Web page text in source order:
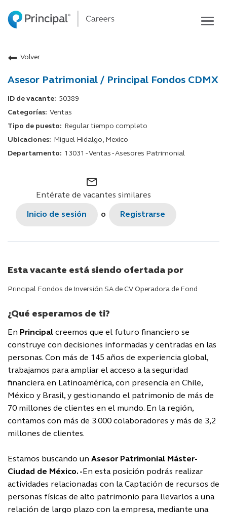
Career areas
Students
Inside Principal
Global locations
View application status
Volver
Asesor Patrimonial / Principal Fondos CDMX
50389
Ventas
Regular tiempo completo
Miguel Hidalgo, Mexico
13031 - Ventas - Asesores Patrimonial
mail_outline
Entérate de vacantes similares
Inicio de sesión o Registrarse
Esta vacante está siendo ofertada por
Principal Fondos de Inversión SA de CV Operadora de Fond
¿Qué esperamos de ti?
En Principal creemos que el futuro financiero se
construye con decisiones informadas y centradas en las
personas. Con más de 145 años de experiencia global,
trabajamos para ampliar el acceso a la seguridad
financiera en Latinoamérica, con presencia en Chile,
México y Brasil, y gestionando el patrimonio de más de
70 millones de clientes en el mundo. En la región,
contamos con más de 3.000 colaboradores y más de 3,2
millones de clientes.
Estamos buscando un Asesor Patrimonial Máster-
Ciudad de México. - En esta posición podrás realizar
actividades relacionadas con la Captación de recursos de
personas físicas de alto patrimonio para llevarlos a una
relación de largo plazo con la empresa, mediante una